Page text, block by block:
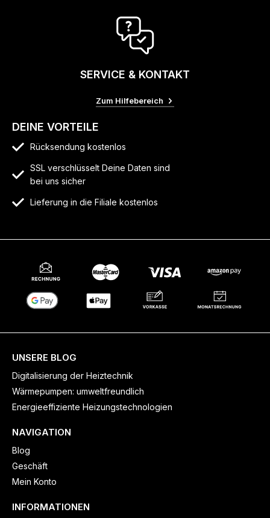
SERVICE & KONTAKT
Zum Hilfebereich
DEINE VORTEILE
Rücksendung kostenlos
SSL verschlüsselt Deine Daten sind
bei uns sicher
Lieferung in die Filiale kostenlos
UNSERE BLOG
Digitalisierung der Heiztechnik
Wärmepumpen: umweltfreundlich
Energieeffiziente Heizungstechnologien
NAVIGATION
Blog
Geschäft
Mein Konto
INFORMATIONEN